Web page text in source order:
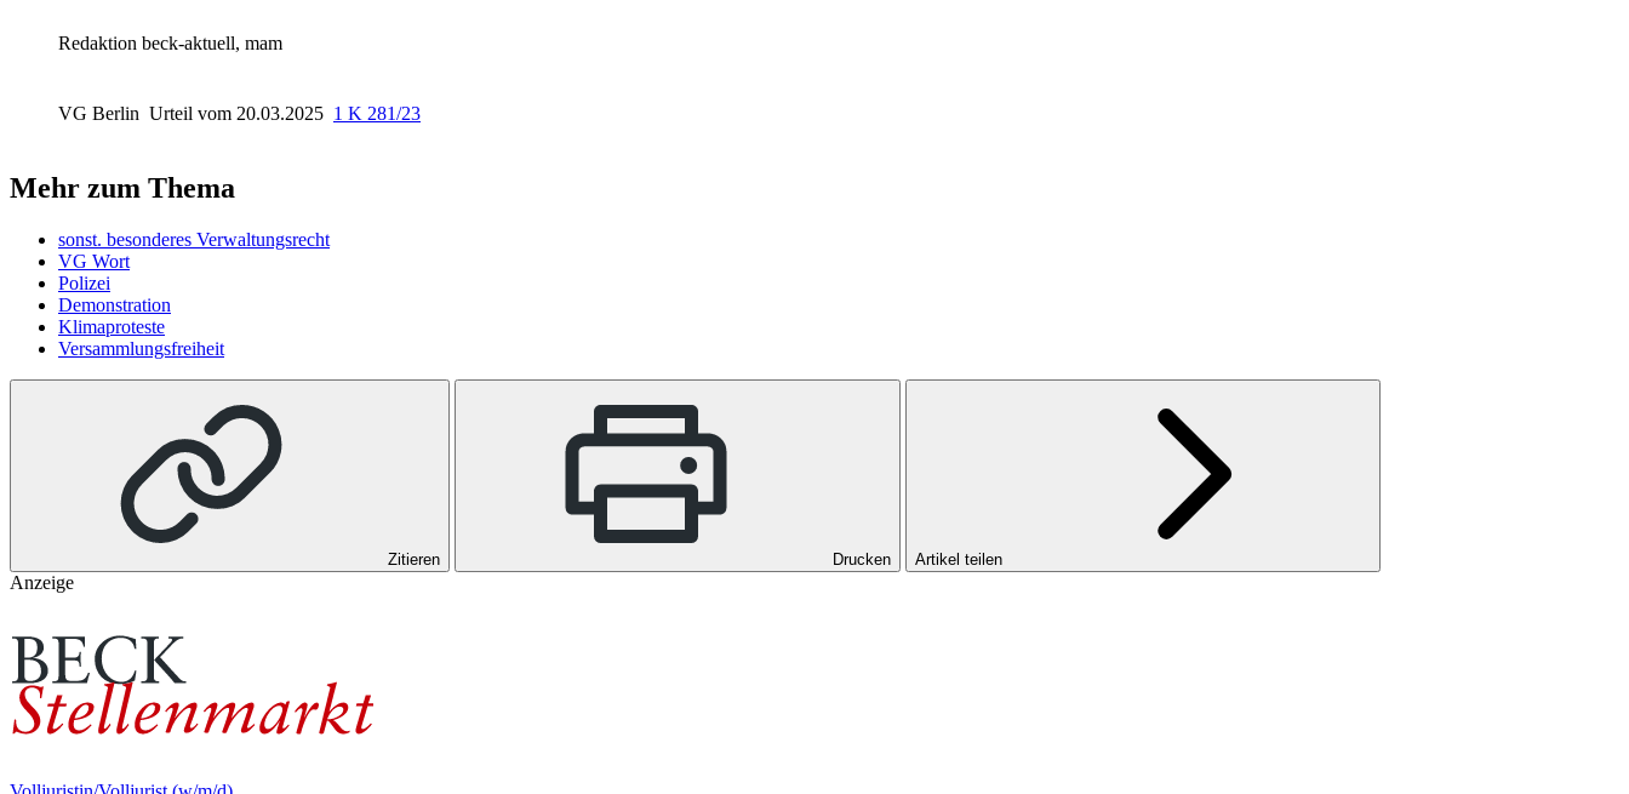
Redaktion beck-aktuell, mam
VG Berlin Urteil vom 20.03.2025 1 K 281/23
Mehr zum Thema
sonst. besonderes Verwaltungsrecht
VG Wort
Polizei
Demonstration
Klimaproteste
Versammlungsfreiheit
Zitieren Drucken Artikel teilen
Anzeige